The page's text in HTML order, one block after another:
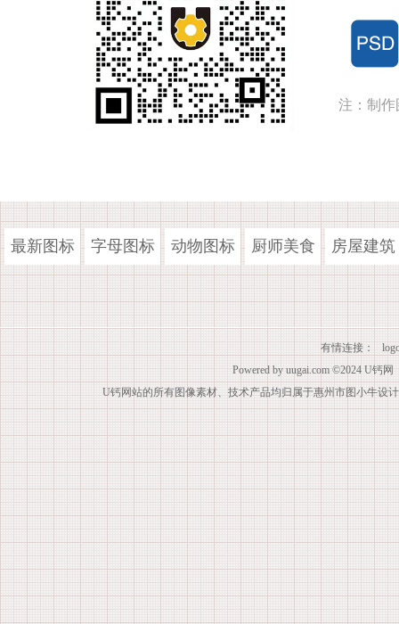
注：制作
最新图标 字母图标 动物图标 厨师美食 房屋建筑
有情连接：
Powered by uugai.com ©2024 U钙网
U钙网站的所有图像素材、技术产品均归属于惠州市图小牛设